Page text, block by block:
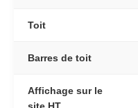
Toit
Barres de toit
Affichage sur le
site HT